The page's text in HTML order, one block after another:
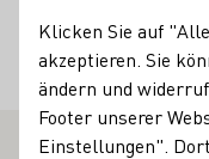
88149 Nonnenhorn
Deutschland
Klicken Sie auf
akzeptieren. Sie
ändern und
Footer unserer
Einstellungen".